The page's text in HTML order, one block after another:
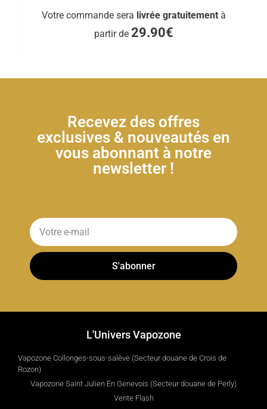
Votre commande sera livrée gratuitement à
partir de 29.90€
Recevez des offres
exclusives & nouveautés en
vous abonnant à notre
newsletter !
S'abonner
L'Univers Vapozone
Vapozone Collonges-sous-salève (Secteur douane de Crois de
Rozon)
Vapozone Saint Julien En Genevois (Secteur douane de Perly)
Vente Flash